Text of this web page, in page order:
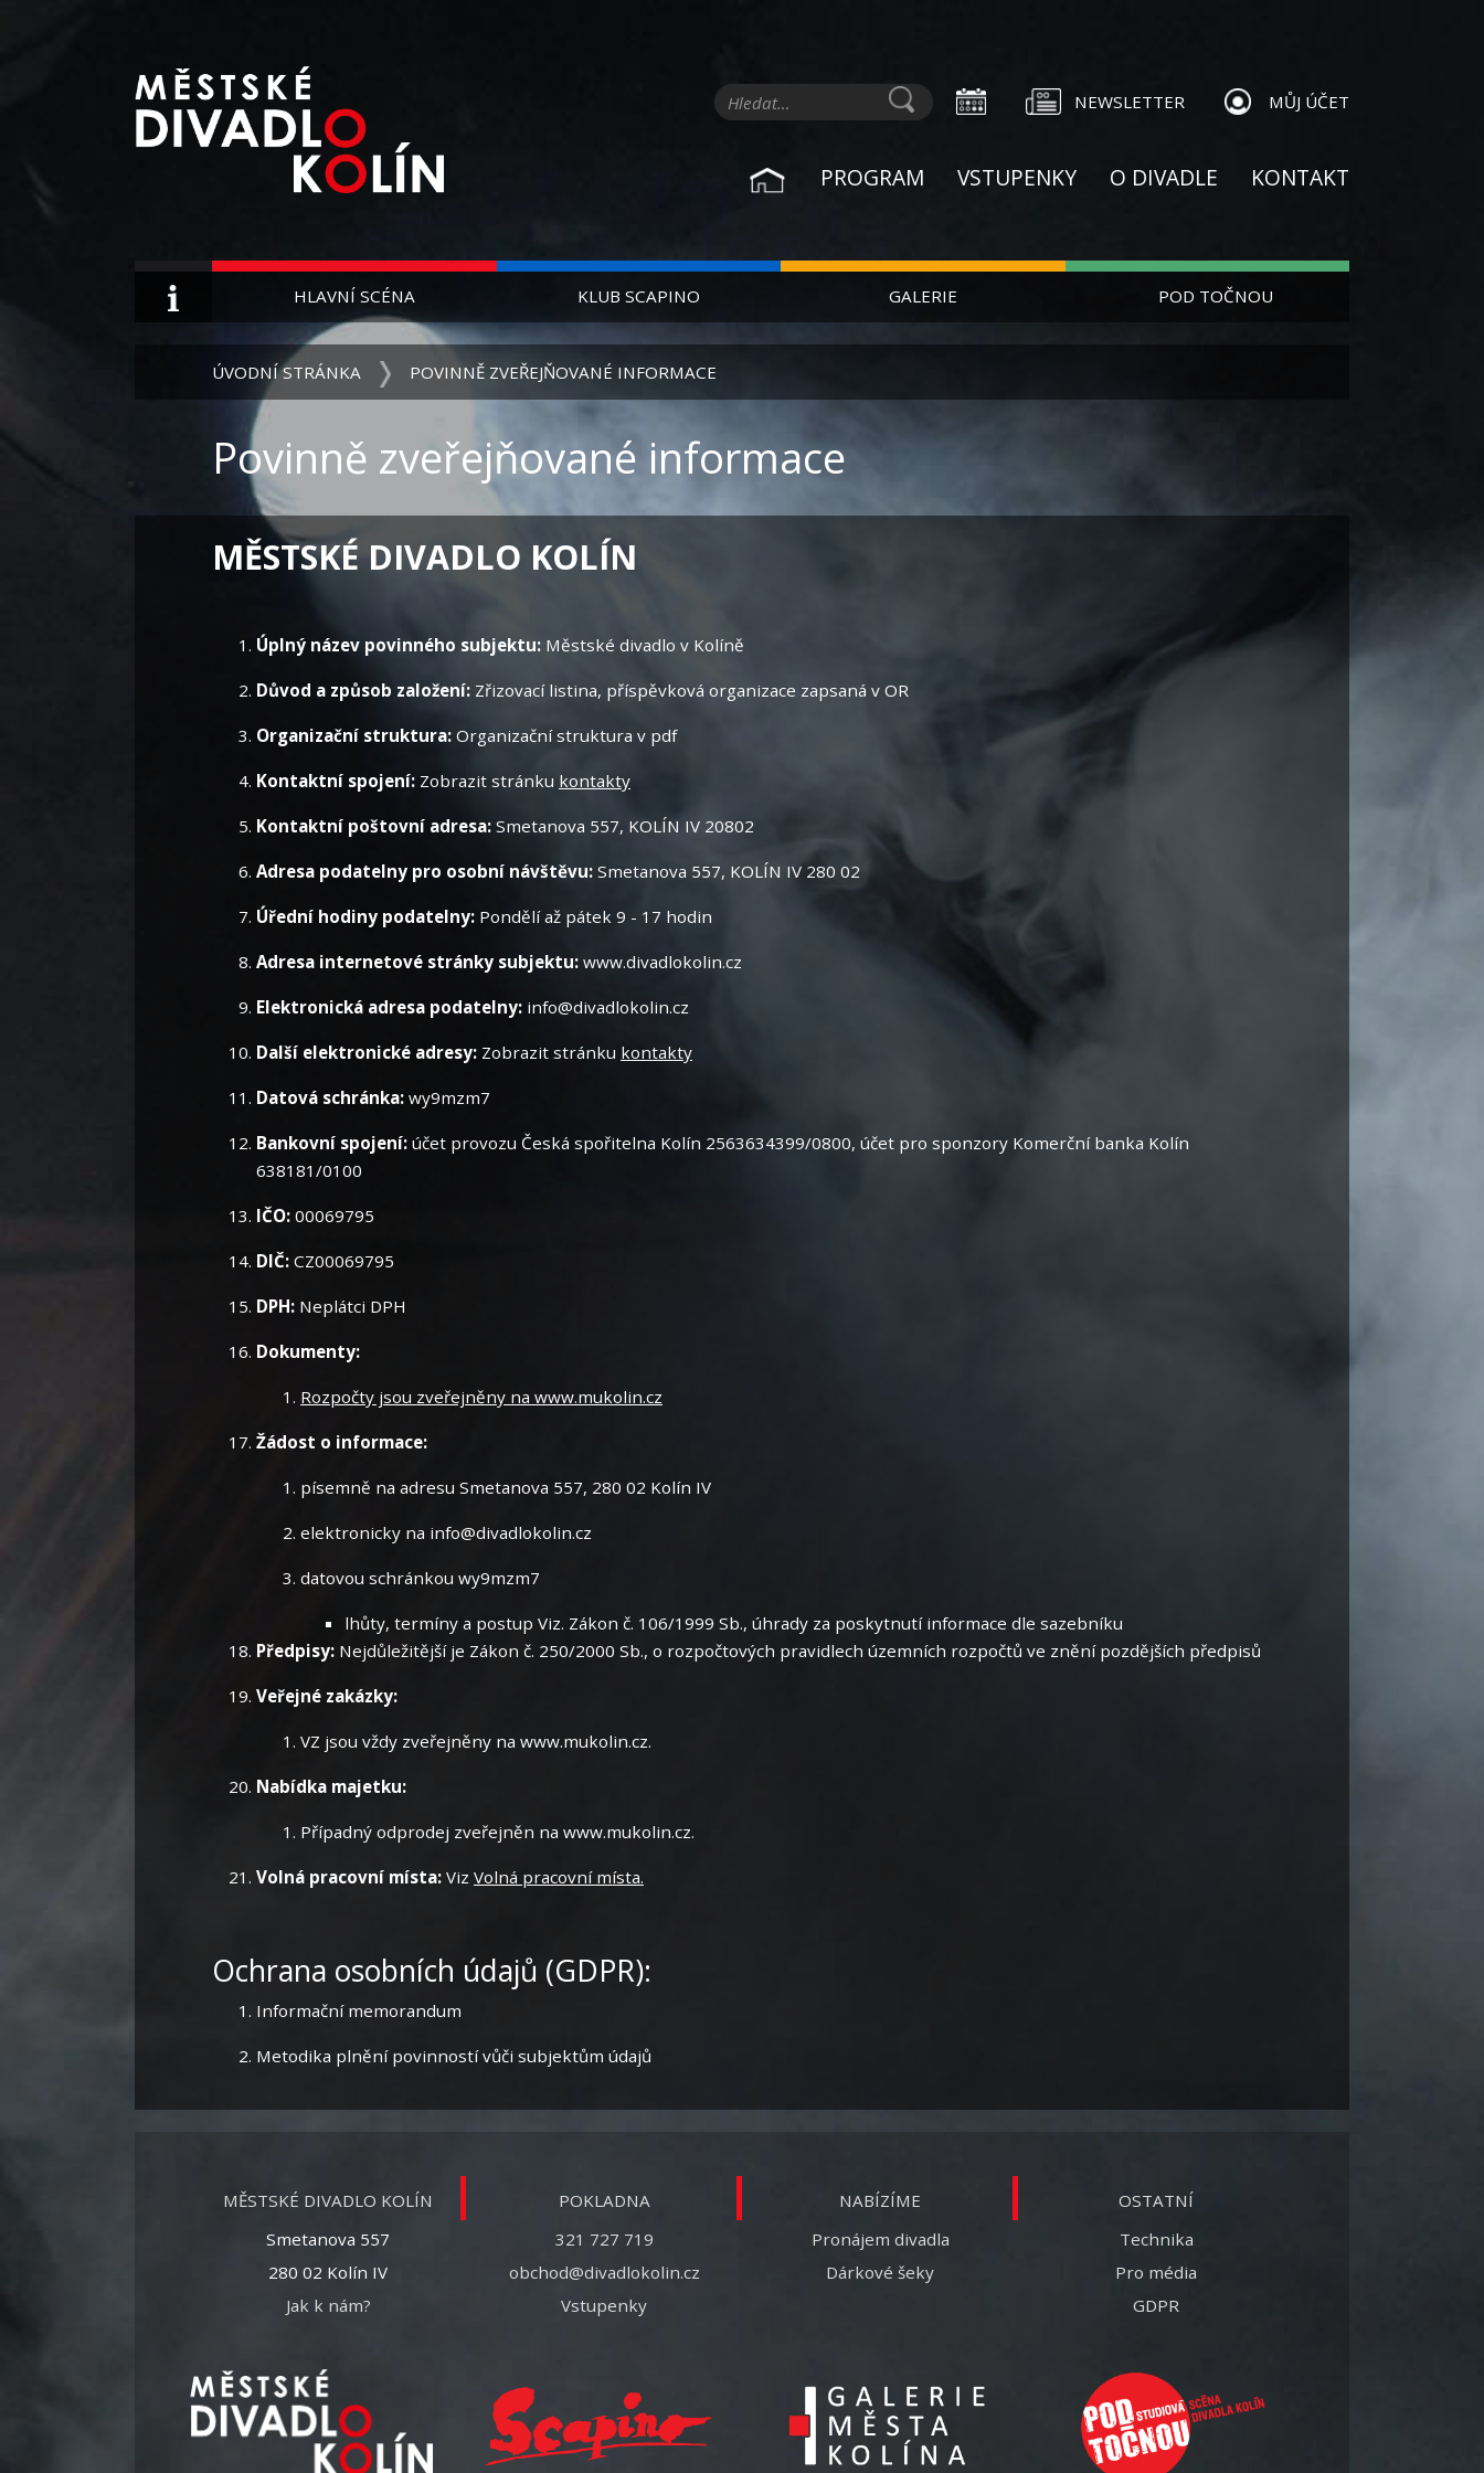
NEWSLETTER MŮJ ÚČET
PROGRAM VSTUPENKY O DIVADLE KONTAKT
HLAVNÍ SCÉNA KLUB SCAPINO GALERIE POD TOČNOU
ÚVODNÍ STRÁNKA POVINNĚ ZVEŘEJŇOVANÉ INFORMACE
Povinně zveřejňované informace
MĚSTSKÉ DIVADLO KOLÍN
Úplný název povinného subjektu: Městské divadlo v Kolíně
Důvod a způsob založení: Zřizovací listina, příspěvková organizace zapsaná v OR
Organizační struktura: Organizační struktura v pdf
Kontaktní spojení: Zobrazit stránku kontakty
Kontaktní poštovní adresa: Smetanova 557, KOLÍN IV 20802
Adresa podatelny pro osobní návštěvu: Smetanova 557, KOLÍN IV 280 02
Úřední hodiny podatelny: Pondělí až pátek 9 - 17 hodin
Adresa internetové stránky subjektu: www.divadlokolin.cz
Elektronická adresa podatelny: info@divadlokolin.cz
Další elektronické adresy: Zobrazit stránku kontakty
Datová schránka: wy9mzm7
Bankovní spojení: účet provozu Česká spořitelna Kolín 2563634399/0800, účet pro sponzory Komerční banka Kolín
638181/0100
IČO: 00069795
DIČ: CZ00069795
DPH: Neplátci DPH
Dokumenty:
Rozpočty jsou zveřejněny na www.mukolin.cz
Žádost o informace:
písemně na adresu Smetanova 557, 280 02 Kolín IV
elektronicky na info@divadlokolin.cz
datovou schránkou wy9mzm7
lhůty, termíny a postup Viz. Zákon č. 106/1999 Sb., úhrady za poskytnutí informace dle sazebníku
Předpisy: Nejdůležitější je Zákon č. 250/2000 Sb., o rozpočtových pravidlech územních rozpočtů ve znění pozdějších předpisů
Veřejné zakázky:
VZ jsou vždy zveřejněny na www.mukolin.cz.
Nabídka majetku:
Případný odprodej zveřejněn na www.mukolin.cz.
Volná pracovní místa: Viz Volná pracovní místa.
Ochrana osobních údajů (GDPR):
Informační memorandum
Metodika plnění povinností vůči subjektům údajů
MĚSTSKÉ DIVADLO KOLÍN
Smetanova 557
280 02 Kolín IV
Jak k nám?
POKLADNA
321 727 719
obchod@divadlokolin.cz
Vstupenky
NABÍZÍME
Pronájem divadla
Dárkové šeky
OSTATNÍ
Technika
Pro média
GDPR